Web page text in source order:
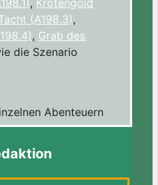
(A198.3),
, Grab des
die Szenario
Abenteuern